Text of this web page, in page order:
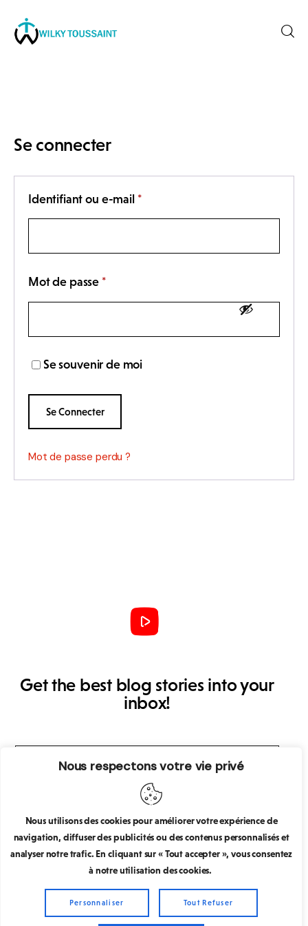
Nous respectons votre vie privé
Nous utilisons des cookies pour améliorer votre expérience de
navigation, diffuser des publicités ou des contenus personnalisés et
analyser notre trafic. En cliquant sur « Tout accepter », vous consentez
à notre utilisation des cookies.
Personnaliser Tout Refuser
contactez-nous
Se connecter
Identifiant ou e-mail *
Mot de passe *
Se souvenir de moi
Se Connecter
Mot de passe perdu ?
Get the best blog stories into your
inbox!
S’abonner
J’accepte que mes données personnelles soient
collectées et stockées.
Ancorathemes© 2026. All Rights Reserved.